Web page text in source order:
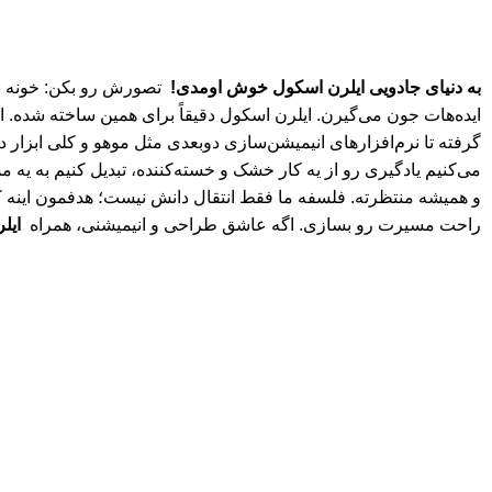
به دنیای جادویی ایلرن اسکول خوش اومدی! تصورش رو بکن: خونه
ایده‌هات جون می‌گیرن. ایلرن اسکول دقیقاً برای همین ساخته شده.
گرفته تا نرم‌افزارهای انیمیشن‌سازی دوبعدی مثل موهو و کلی
و همیشه منتظرته. فلسفه ما فقط انتقال دانش نیست؛ هدفمون
راحت مسیرت رو بسازی. اگه عاشق طراحی و انیمیشنی، همراه